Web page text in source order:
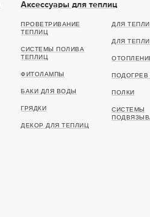
Аксессуары для теплиц
ПРОВЕТРИВАНИЕ
ТЕПЛИЦ
СИСТЕМЫ ПОЛИВА
ТЕПЛИЦ
ФИТОЛАМПЫ
БАКИ ДЛЯ ВОДЫ
ГРЯДКИ
ДЕКОР ДЛЯ ТЕПЛИЦ
ДЛЯ
ДЛЯ
ПОДОГРЕВ
ПОЛКИ
СИСТЕМЫ